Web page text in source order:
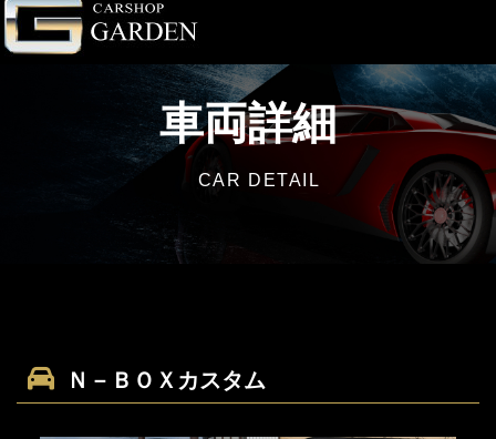
車両詳細
CAR DETAIL
Ｎ－ＢＯＸカスタム